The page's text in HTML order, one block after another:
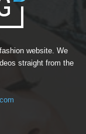
website. We
straight from the